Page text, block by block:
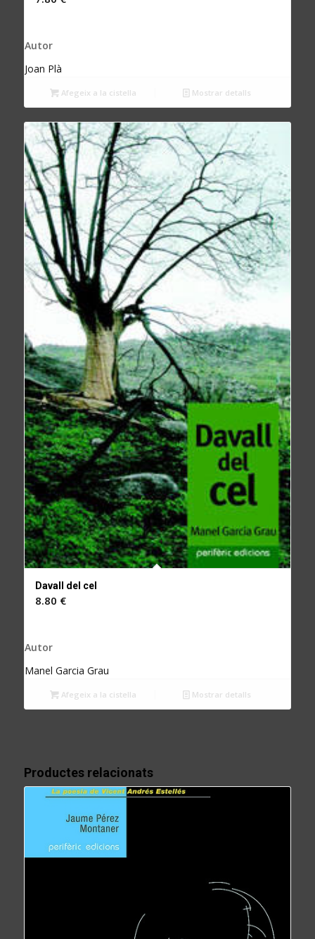
Autor
Joan Plà
Afegeix a la cistella Mostrar detalls
Davall del cel
8.80 €
Autor
Manel Garcia Grau
Afegeix a la cistella Mostrar detalls
Productes relacionats